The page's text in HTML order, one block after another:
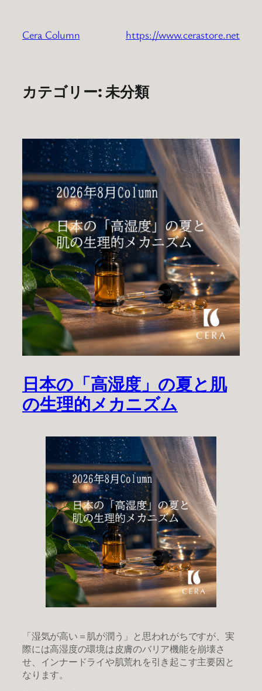
Cera Column https://www.cerastore.net
カテゴリー:未分類
日本の「高湿度」の夏と肌
の生理的メカニズム
「湿気が高い＝肌が潤う」と思われがちですが、実
際には高湿度の環境は皮膚のバリア機能を崩壊さ
せ、インナードライや肌荒れを引き起こす主要因と
なります。